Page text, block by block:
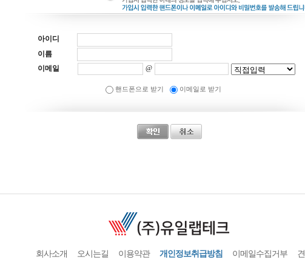
아이디
이름
이메일
@
핸드폰으로 받기 이메일로 받기
회사소개 오시는길 이용약관 개인정보취급방침 이메일수집거부